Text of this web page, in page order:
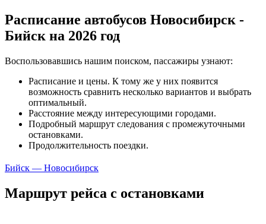
Расписание автобусов Новосибирск -
Бийск на 2026 год
Воспользовавшись нашим поиском, пассажиры узнают:
Расписание и цены. К тому же у них появится
возможность сравнить несколько вариантов и выбрать
оптимальный.
Расстояние между интересующими городами.
Подробный маршрут следования с промежуточными
остановками.
Продолжительность поездки.
Бийск — Новосибирск
Маршрут рейса с остановками